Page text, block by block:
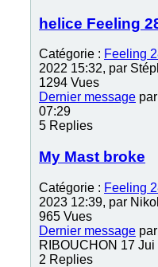
helice Feeling
Catégorie : Feeling
2022 15:32, par
1294 Vues
Dernier message par
07:29
5 Replies
My Mast broke
Catégorie : Feeling
2023 12:39, par
965 Vues
Dernier message par
RIBOUCHON 17 Jui
2 Replies